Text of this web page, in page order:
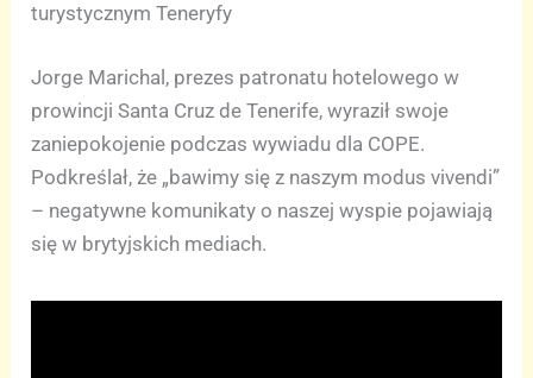
turystycznym Teneryfy
Jorge Marichal, prezes patronatu hotelowego w
prowincji Santa Cruz de Tenerife, wyraził swoje
zaniepokojenie podczas wywiadu dla COPE.
Podkreślał, że „bawimy się z naszym modus vivendi”
– negatywne komunikaty o naszej wyspie pojawiają
się w brytyjskich mediach.